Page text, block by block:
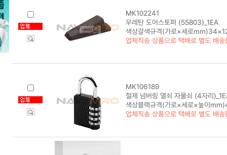
MK102241
우레탄 도어스토퍼 (55803)_1EA
색상갈색규격(가로×세로
업체직송 상품으로 택배로 별도 배송
MK106189
철제 넘버링 열쇠 자물쇠 (4자리
색상블랙규격(가로×세로×높이
업체직송 상품으로 택배로 별도 배송